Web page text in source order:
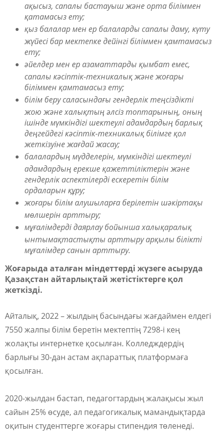
ақысыз, сапалы бастауыш және орта біліммен
қатамасыз ету;
қыз балалар мен ер балаларды сапалы даму, күту
жүйесі бар мектепке дейінгі біліммен қамтамасыз
ету;
әйелдер мен ер азаматтарды қымбат емес,
сапалы кәсіптік-техникалық және жоғары
біліммен қамтамасыз ету;
білім беру саласындағы гендерлік теңсіздікті
жою және халықтың әлсіз топтарының, оның
ішінде мүмкіндігі шектеулі адамдардың барлық
деңгейдегі кәсіптік-техникалық білімге қол
жеткізуіне жағдай жасау;
балалардың мүдделерін, мүмкіндігі шектеулі
адамдардың ерекше қажеттіліктерін және
гендерлік аспектілерді ескеретін білім
ордаларын құру;
жоғары білім алушыларға берілетін шәкіртақы
мөлшерін арттыру;
мұғалімдерді даярлау бойынша халықаралық
ынтымақтастықты арттыру арқылы білікті
мұғалімдер санын арттыру.
Жоғарыда аталған міндеттерді жүзегеасыруда
Қазақстан айтарлықтай жетістіктерге қол
жеткізді.
Айталық, 2022 – жылдың басындағы жағдаймен елдегі
7550 жалпы білім беретін мектептің 7298-і кең
жолақты интернетке қосылған. Колледждердің
барлығы 30-дан астам ақпараттық платформаға
қосылған.
2020-жылдан бастап, педагогтардың жалақысы жыл
сайын 25% өсуде, ал педагогикалық мамандықтарда
оқитын студенттерге жоғары стипендия төленеді.